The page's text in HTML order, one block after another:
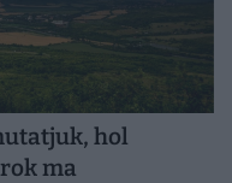
hol
ma